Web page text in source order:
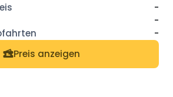
-
-
-
Preis anzeigen